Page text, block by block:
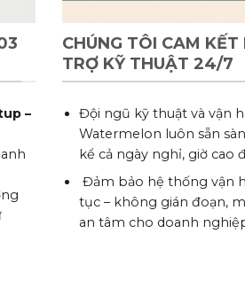
–
CHÚNG TÔI CAM KẾT
TRỢ KỸ THUẬT 24/7
Đội ngũ kỹ thuật và vận
Watermelon luôn sẵn
kể cả ngày nghỉ, giờ cao
Đảm bảo hệ thống vận
tục – không gián đoạn,
an tâm cho doanh